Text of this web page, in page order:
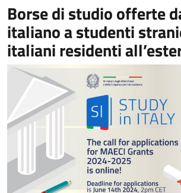
Borse di studio offerte
italiano a studenti
italiani residenti